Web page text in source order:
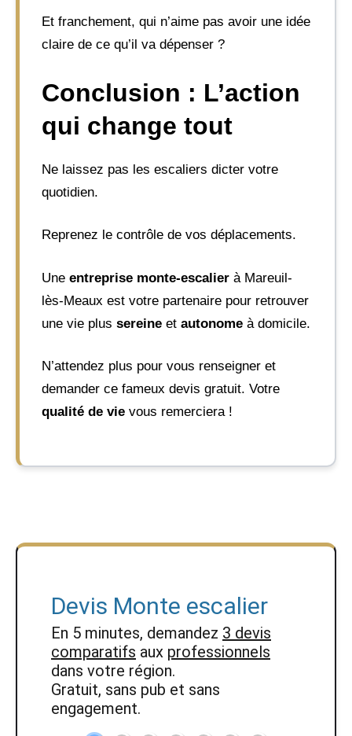
Et franchement, qui n’aime pas avoir une idée
claire de ce qu’il va dépenser ?
Conclusion : L’action
qui change tout
Ne laissez pas les escaliers dicter votre
quotidien.
Reprenez le contrôle de vos déplacements.
Une entreprise monte-escalier à Mareuil-
lès-Meaux est votre partenaire pour retrouver
une vie plus sereine et autonome à domicile.
N’attendez plus pour vous renseigner et
demander ce fameux devis gratuit. Votre
qualité de vie vous remerciera !
Devis Monte escalier
En 5 minutes, demandez 3 devis
comparatifs aux professionnels
dans votre région.
Gratuit, sans pub et sans
engagement.